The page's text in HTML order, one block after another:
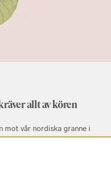
allt av kören
vår nordiska granne i
som får sägas ha en
tonspråk. Sin
av Finska inbördeskriget